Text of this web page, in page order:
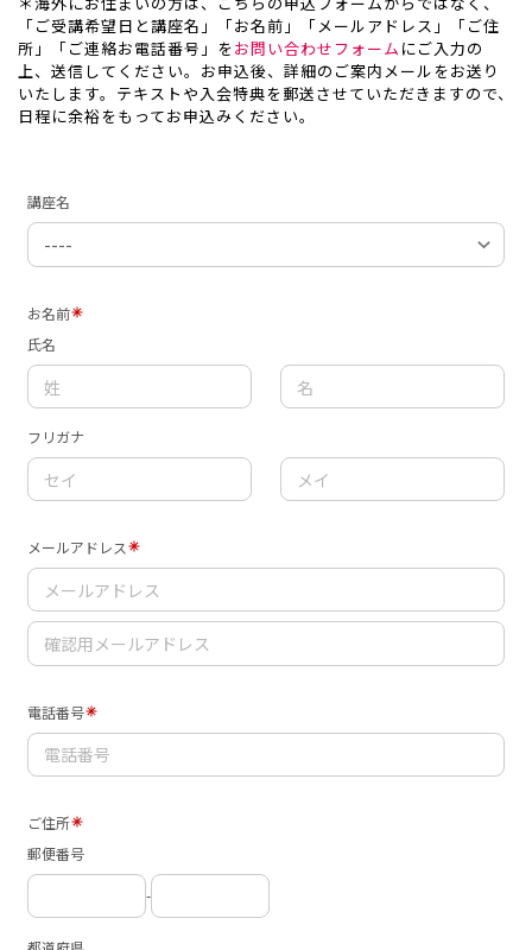
「ご受講希望日と講座名」「お名前」「メールアドレス」「ご住
所」「ご連絡お電話番号」をお問い合わせフォーム にご入力の
上、送信してください。お申込後、詳細のご案内メールをお送り
いたします。テキストや入会特典を郵送させていただきますので、
日程に余裕をもってお申込みください。